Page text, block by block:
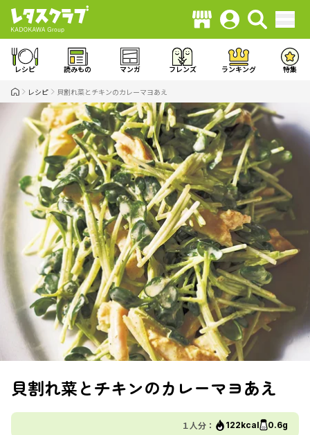
レシピ 読みもの マンガ フレンズ ランキング 特集
レシピ 貝割れ菜とチキンのカレーマヨあえ
貝割れ菜とチキンのカレーマヨあえ
１人分： 122kcal 0.6g